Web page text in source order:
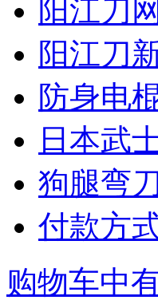
阳江刀网
阳江刀
防身电
日本武
狗腿弯
付款方
购物车中